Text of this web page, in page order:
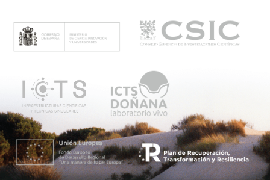
e
n
ú
p
r
i
n
c